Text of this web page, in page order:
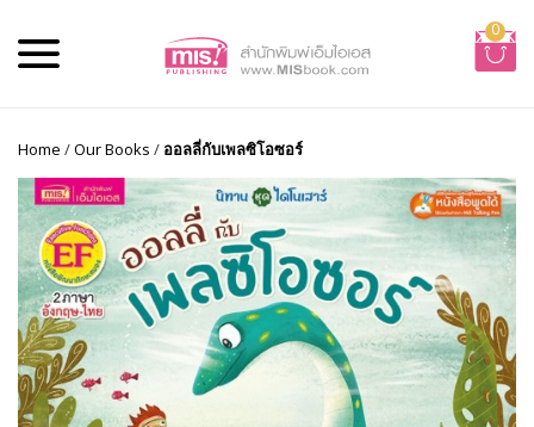
0
Home /Our Books / ออลลี่กับเพลซิโอซอร์